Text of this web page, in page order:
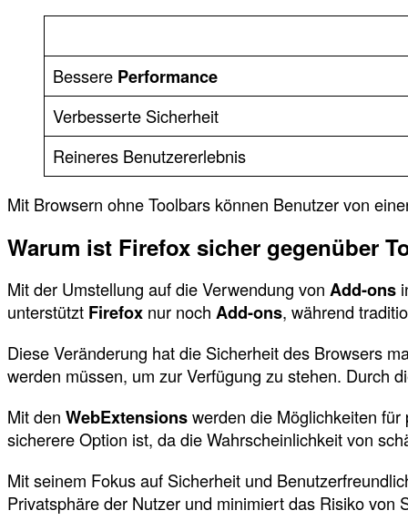
Bessere Performance
Verbesserte Sicherheit
Reineres Benutzererlebnis
Mit Browsern ohne Toolbars können Benutzer von
Warum ist Firefox sicher gegenüber
Mit der Umstellung auf die Verwendung von Add-ons
unterstützt Firefox nur noch Add-ons, während
Diese Veränderung hat die Sicherheit des Browsers
werden müssen, um zur Verfügung zu stehen. Durch
Mit den WebExtensionswerden die Möglichkeiten
sicherere Option ist, da die Wahrscheinlichkeit von
Mit seinem Fokus auf Sicherheit und
Privatsphäre der Nutzer und minimiert das Risiko